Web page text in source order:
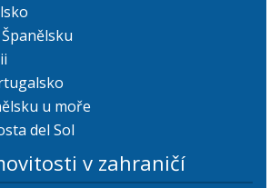
u moře
del Sol
v zahraničí